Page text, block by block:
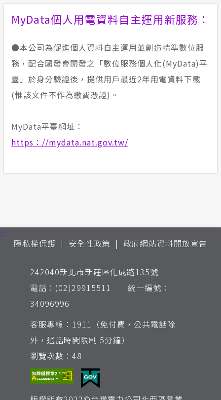
MyData個人用電資料自主運用新服務：
●本公司為促進個人資料自主運用並創造精準數位服
務，配合國發會開發之「數位服務個人化(MyData)平
臺」於身分驗證後，提供用戶最近2年用電資料下載
(惟該文件不作為繳費憑證)。
MyData平臺網址：
https：//mydata.nat.gov.tw/
:::
隱私權保護 安全性政策 政府網站資料開放宣告
242040新北市新莊區化成路135號
電話：(02)29915511 統一編號：
34096996
客服專線：1911（免付費，公共電話除
外，通話時間限制 5分鐘）
瀏覽次數：48